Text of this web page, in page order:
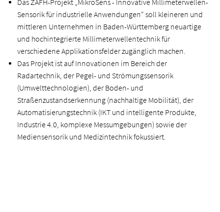
Sensorik für industrielle Anwendungen“ soll kleineren und
mittleren Unternehmen in Baden-Württemberg neuartige
und hochintegrierte Millimeterwellentechnik für
verschiedene Applikationsfelder zugänglich machen.
Das Projekt ist auf Innovationen im Bereich der
Radartechnik, der Pegel- und Strömungssensorik
(Umwelttechnologien), der Boden- und
Straßenzustandserkennung (nachhaltige Mobilität), der
Automatisierungstechnik (IKT und intelligente Produkte,
Industrie 4.0, komplexe Messumgebungen) sowie der
Mediensensorik und Medizintechnik fokussiert.